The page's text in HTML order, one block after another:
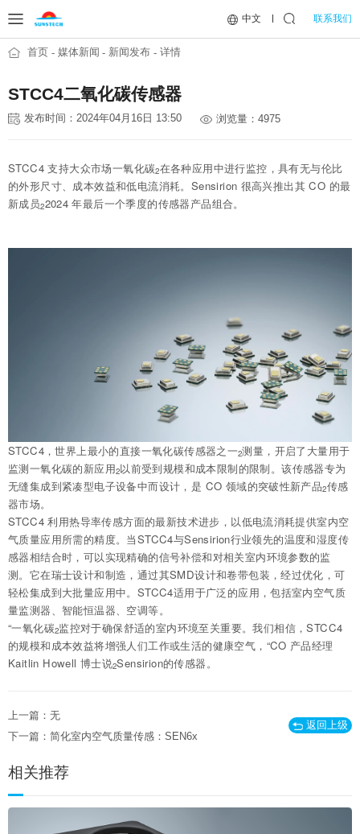
中文 联系我们
首页 媒体新闻 新闻发布 详情
STCC4二氧化碳传感器
发布时间：2024年04月16日 13:50 浏览量：4975
STCC4 支持大众市场一氧化碳2在各种应用中进行监控，具有无与伦比
的外形尺寸、成本效益和低电流消耗。Sensirion 很高兴推出其 CO 的最
新成员22024 年最后一个季度的传感器产品组合。
STCC4，世界上最小的直接一氧化碳传感器之一2测量，开启了大量用于
监测一氧化碳的新应用2以前受到规模和成本限制的限制。该传感器专为
无缝集成到紧凑型电子设备中而设计，是 CO 领域的突破性新产品2传感
器市场。
STCC4 利用热导率传感方面的最新技术进步，以低电流消耗提供室内空
气质量应用所需的精度。当STCC4与Sensirion行业领先的温度和湿度传
感器相结合时，可以实现精确的信号补偿和对相关室内环境参数的监
测。它在瑞士设计和制造，通过其SMD设计和卷带包装，经过优化，可
轻松集成到大批量应用中。STCC4适用于广泛的应用，包括室内空气质
量监测器、智能恒温器、空调等。
“一氧化碳2监控对于确保舒适的室内环境至关重要。我们相信，STCC4
的规模和成本效益将增强人们工作或生活的健康空气，“CO 产品经理
Kaitlin Howell 博士说2Sensirion的传感器。
上一篇：无
下一篇：简化室内空气质量传感：SEN6x
返回上级
相关推荐